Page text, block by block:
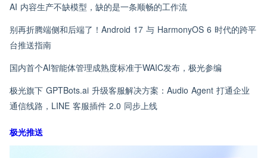
AI 内容生产不缺模型，缺的是一条顺畅的工作流
别再折腾端侧和后端了！Android 17 与 HarmonyOS 6 时代的跨平
台推送指南
国内首个AI智能体管理成熟度标准于WAIC发布，极光参编
极光旗下 GPTBots.ai 升级客服解决方案：Audio Agent 打通企业
通信线路，LINE 客服插件 2.0 同步上线
极光推送